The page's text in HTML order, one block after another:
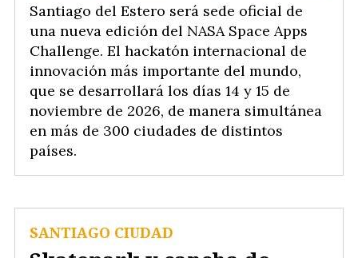
Santiago del Estero será sede oficial de
una nueva edición del NASA Space Apps
Challenge. El hackatón internacional de
innovación más importante del mundo,
que se desarrollará los días 14 y 15 de
noviembre de 2026, de manera simultánea
en más de 300 ciudades de distintos
países.
SANTIAGO CIUDAD